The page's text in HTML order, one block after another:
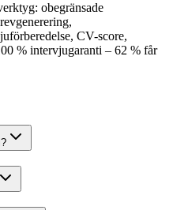
obegränsade
CV-score,
% intervjugaranti – 62 % får